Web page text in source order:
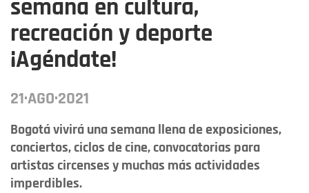
semana en cultura,
recreación y deporte
¡Agéndate!
21·AGO·2021
Bogotá vivirá una semana llena de exposiciones,
conciertos, ciclos de cine, convocatorias para
artistas circenses y muchas más actividades
imperdibles.